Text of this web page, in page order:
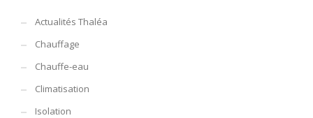
Actualités Thaléa
Chauffage
Chauffe-eau
Climatisation
Isolation